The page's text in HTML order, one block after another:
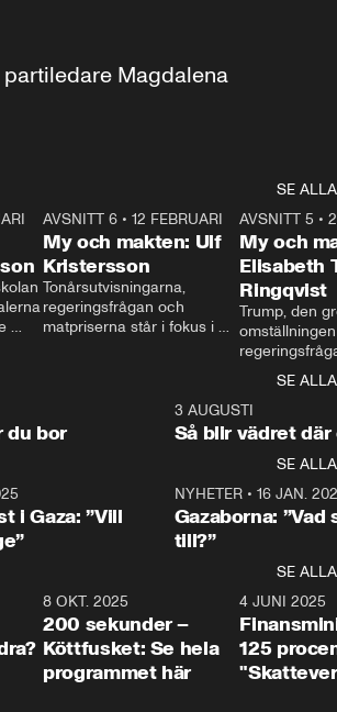
Magdalena
SE ALLA
24:30 27:30
AVSNITT 6 •12 FEBRUARI
My och makten: Ulf
Kristersson
Tonårsutvisningarna,
regeringsfrågan och
matpriserna står i fokus i
Rohwedder ställer
statsminister Ulf Kristersson
AVSNITT 5 •
My och
Elisabeth
Ringqvist
Trump, den
centrum i
avsnittet av
Makten”. Se
Aftonbladets
Rohwedder
Thand Ring
SE ALLA
du bor
3 AUGUSTI
Så blir vädret där
SE ALLA
i Gaza: ”Vill
NYHETER• 16 JAN.
Gazaborna:
till?”
SE ALLA
31:05 4:29
8 OKT. 2025
200 sekunder –
Köttfusket: Se hela
programmet här
4 JUNI 2025
125